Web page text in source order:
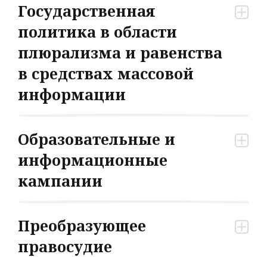
Государственная
политика в области
плюрализма и равенства
в средствах массовой
информации
Образовательные и
информационные
кампании
Преобразующее
правосудие